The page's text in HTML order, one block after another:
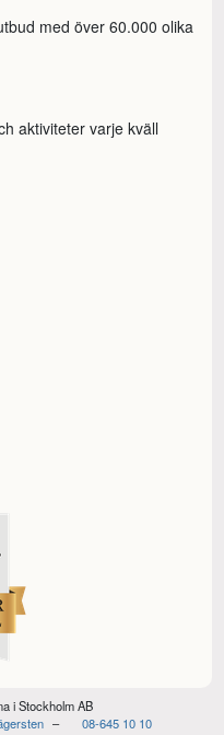
med över 60.000 olika
aktiviteter varje kväll
i Stockholm AB
08-645 10 10